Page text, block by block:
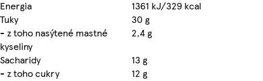
Energia
1361 kJ/329 kcal
Tuky
30 g
- z toho nasýtené mastné
kyseliny
2,4 g
Sacharidy
13 g
- z toho cukry
12 g